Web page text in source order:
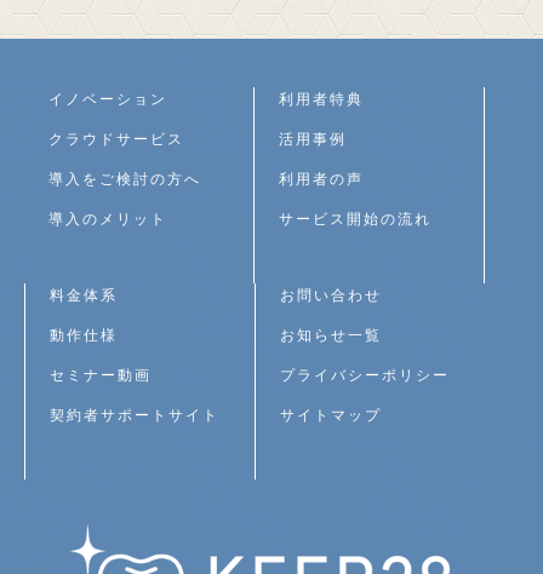
イノベーション
クラウドサービス
導入をご検討の方へ
導入のメリット
利用者特典
活用事例
利用者の声
サービス開始の流れ
料金体系
動作仕様
セミナー動画
契約者サポートサイト
お問い合わせ
お知らせ一覧
プライバシーポリシー
サイトマップ